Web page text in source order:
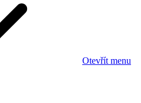
Otevřít menu